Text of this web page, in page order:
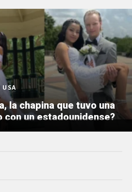
USA
la chapina que tuvo una
con un estadounidense?